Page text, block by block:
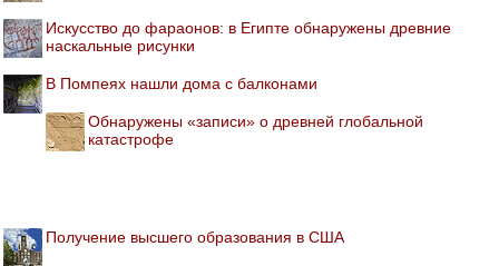
Искусство до фараонов: в Египте обнаружены древние
наскальные рисунки
В Помпеях нашли дома с балконами
Обнаружены «записи» о древней глобальной
катастрофе
Получение высшего образования в США